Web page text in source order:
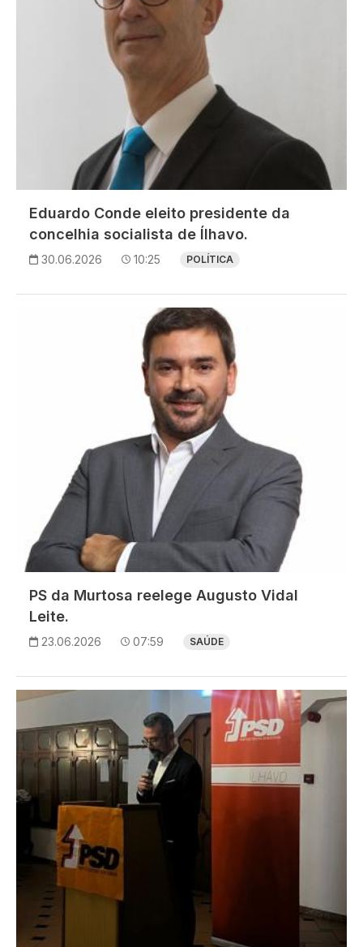
Eduardo Conde eleito presidente da
concelhia socialista de Ílhavo.
30.06.2026 10:25 POLÍTICA
PS da Murtosa reelege Augusto Vidal
Leite.
23.06.2026 07:59 SAÚDE
Imagem